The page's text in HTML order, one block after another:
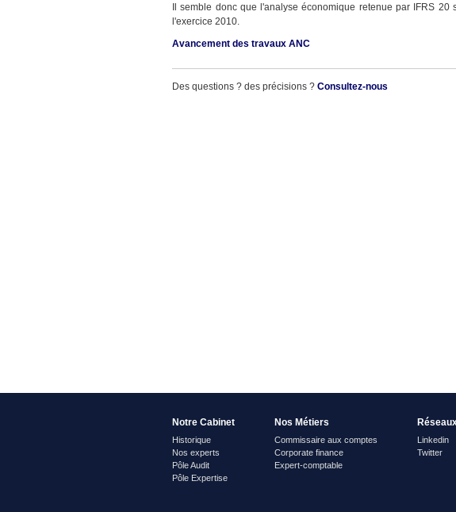
Il semble donc que l'analyse économique retenue par IFRS
l'exercice 2010.
Avancement des travaux ANC
Des questions ? des précisions ? Consultez-nous
Notre Cabinet
Historique
Nos experts
Pôle Audit
Pôle Expertise
Nos Métiers
Commissaire aux comptes
Corporate finance
Expert-comptable
Linkedin
Twitter